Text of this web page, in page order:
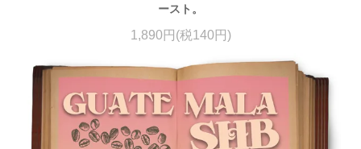
ースト。
1,890円(税140円)